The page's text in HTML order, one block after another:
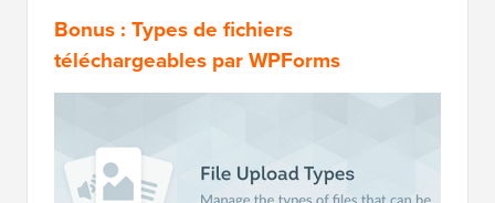
Bonus : Types de fichiers
téléchargeables par WPForms